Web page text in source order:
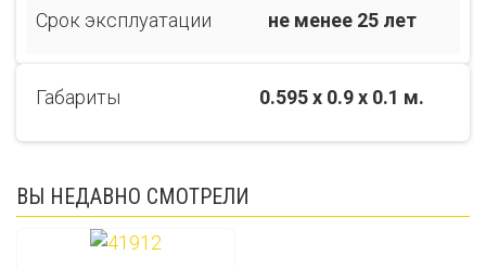
Срок эксплуатации не менее 25 лет
Габариты 0.595 x 0.9 x 0.1 м.
ВЫ НЕДАВНО СМОТРЕЛИ